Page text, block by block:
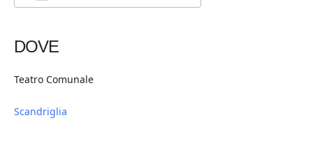
DOVE
Teatro Comunale
Scandriglia